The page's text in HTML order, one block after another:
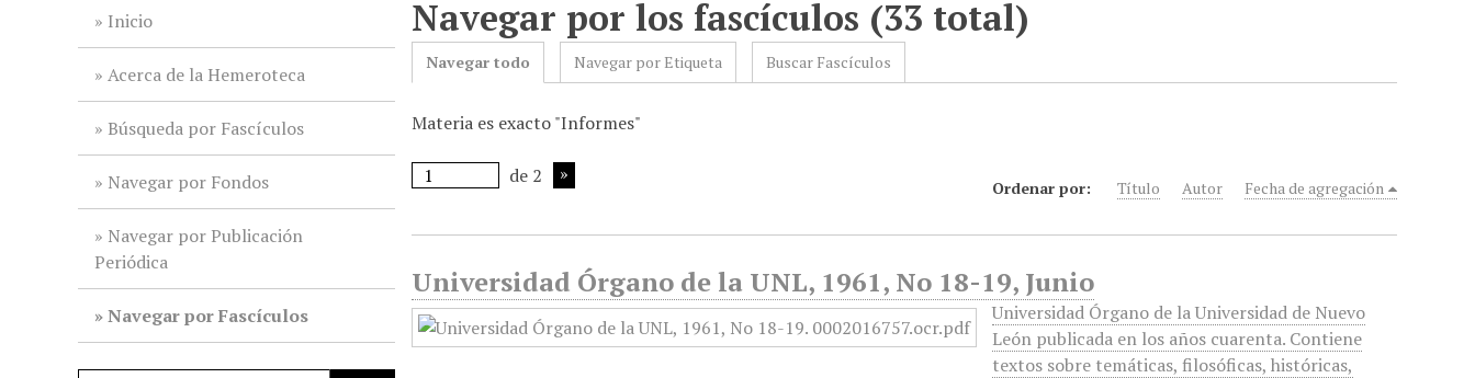
Inicio
Acerca de la Hemeroteca
Búsqueda por Fascículos
Navegar por Fondos
Navegar por Publicación
Periódica
Navegar por Fascículos
Navegar por los fascículos (33 total)
Navegar todo Navegar por Etiqueta Buscar Fascículos
Materia es exacto "Informes"
de 2
Ordenar por: Título Autor Fecha de agregación
Universidad Órgano de la UNL, 1961, No 18-19, Junio
Universidad Órgano de la Universidad de Nuevo
León publicada en los años cuarenta. Contiene
textos sobre temáticas, filosóficas, históricas,